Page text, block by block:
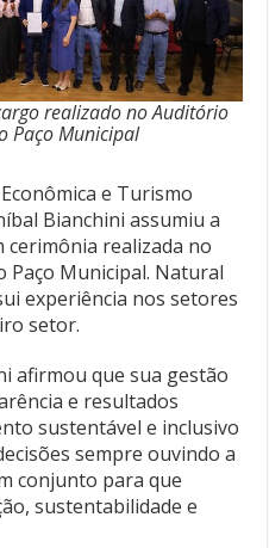
realizado no Auditório
Paço Municipal
e Turismo
Bianchini assumiu a
cerimônia realizada no
Municipal. Natural
experiência nos setores
setor.
afirmou que sua gestão
e resultados
sustentável e inclusivo
sempre ouvindo a
conjunto para que
sustentabilidade e